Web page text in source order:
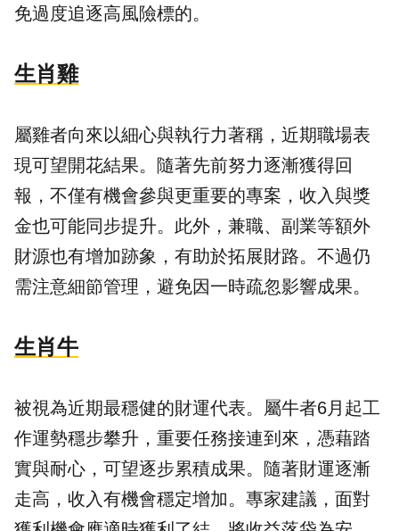
免過度追逐高風險標的。
生肖雞
屬雞者向來以細心與執行力著稱，近期職場表
現可望開花結果。隨著先前努力逐漸獲得回
報，不僅有機會參與更重要的專案，收入與獎
金也可能同步提升。此外，兼職、副業等額外
財源也有增加跡象，有助於拓展財路。不過仍
需注意細節管理，避免因一時疏忽影響成果。
生肖牛
被視為近期最穩健的財運代表。屬牛者6月起工
作運勢穩步攀升，重要任務接連到來，憑藉踏
實與耐心，可望逐步累積成果。隨著財運逐漸
走高，收入有機會穩定增加。專家建議，面對